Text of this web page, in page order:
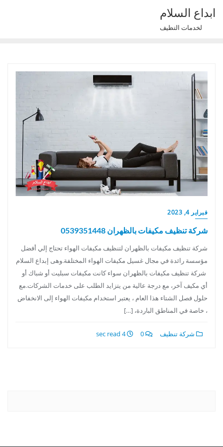
Skip
content
ابداع السلام
لخدمات التظيف
فبراير 4, 2023
شركة تنظيف مكيفات بالظهران 0539351448
شركة تنظيف مكيفات بالظهران لتنظيف مكيفات الهواء تحتاج إلي أفضل
مؤسسة رائدة في مجال غسيل مكيفات الهواء المختلفة.وهى إبداع السلام
شركة تنظيف مكيفات بالظهران سواء كانت مكيفات سبليت أو شباك أو
أي مكيف آخر، مع درجة عالية من يتزايد الطلب على خدمات الشركات.مع
حلول فصل الشتاء هذا العام ، يعتبر استخدام مكيفات الهواء إلى الانخفاض
، خاصة في المناطق الباردة، […]
شركة تنظيف 4 sec read